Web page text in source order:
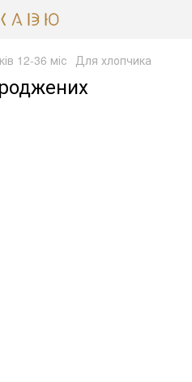
12-36 міс Для хлопчика